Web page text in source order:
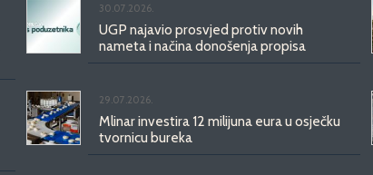
30.07.2026.
UGP najavio prosvjed protiv novih
nameta i načina donošenja propisa
29.07.2026.
Mlinar investira 12 milijuna eura u osječku
tvornicu bureka